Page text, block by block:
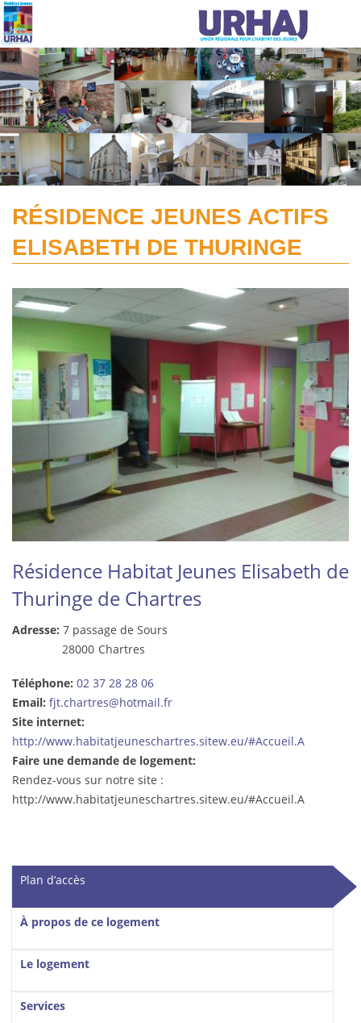
Aller au contenu principal
RÉSIDENCE JEUNES ACTIFS
ELISABETH DE THURINGE
Résidence Habitat Jeunes Elisabeth de
Thuringe de Chartres
Adresse: 7 passage de Sours
28000 Chartres
Téléphone: 02 37 28 28 06
Email: fjt.chartres@hotmail.fr
Site internet:
http://www.habitatjeuneschartres.sitew.eu/#Accueil.A
Faire une demande de logement:
Rendez-vous sur notre site :
http://www.habitatjeuneschartres.sitew.eu/#Accueil.A
Vertical Tabs
Plan d’accès
À propos de ce logement
Le logement
Services